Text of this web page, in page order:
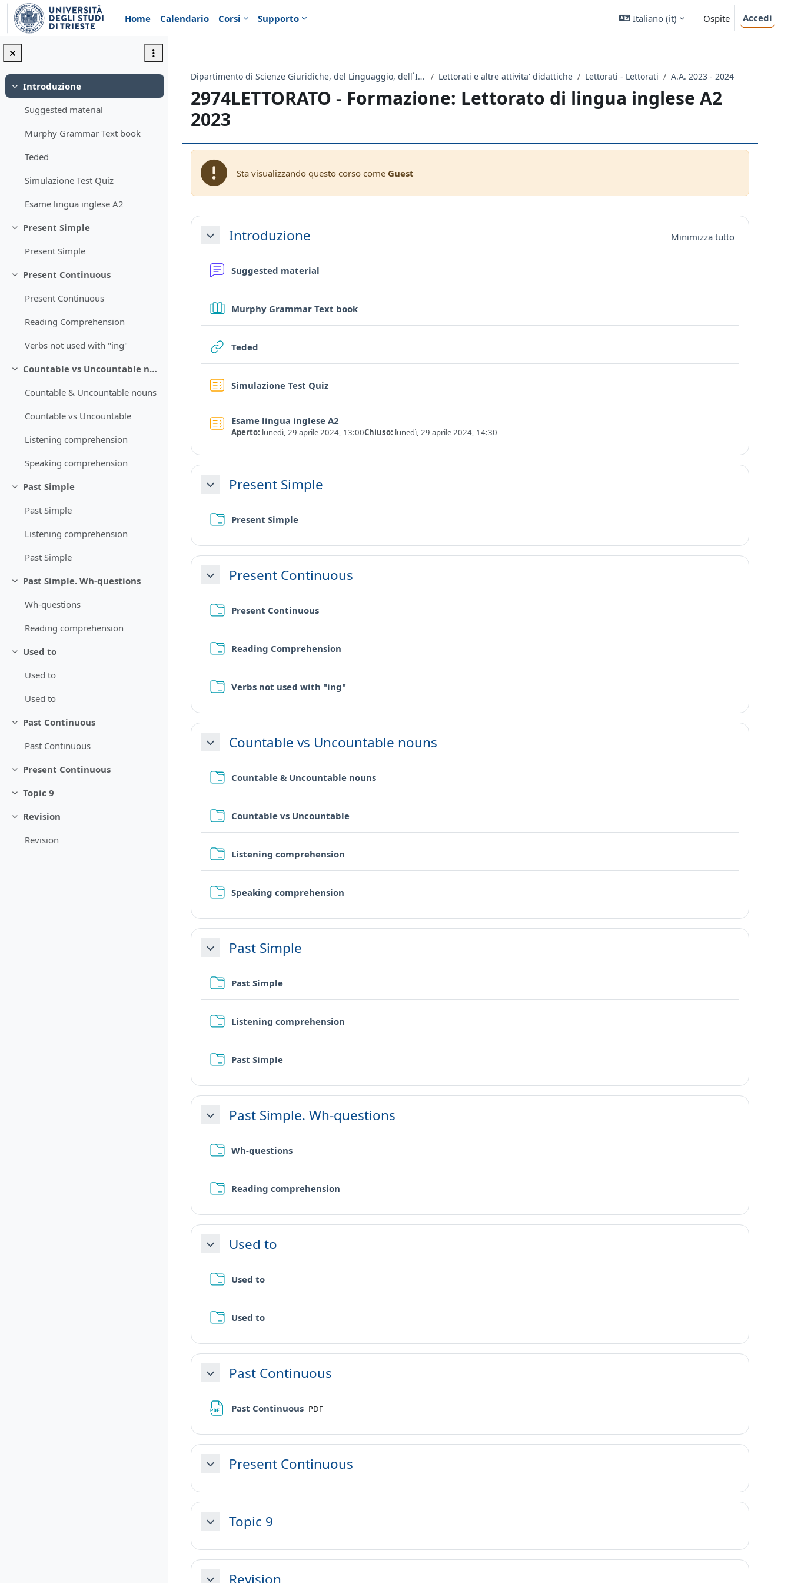
Vai al contenuto principale
Home
Calendario Corsi Supporto Italiano ‎(it)‎ Ospite Accedi
Minimizza
Introduzione
Suggested material
Murphy Grammar Text book
Teded
Simulazione Test Quiz
Esame lingua inglese A2
Minimizza
Present Simple
Present Simple
Minimizza
Present Continuous
Present Continuous
Reading Comprehension
Verbs not used with "ing"
Minimizza
Countable vs Uncountable nouns
Countable & Uncountable nouns
Countable vs Uncountable
Listening comprehension
Speaking comprehension
Minimizza
Past Simple
Past Simple
Listening comprehension
Past Simple
Minimizza
Past Simple. Wh-questions
Wh-questions
Reading comprehension
Minimizza
Used to
Used to
Used to
Minimizza
Past Continuous
Past Continuous
Minimizza
Present Continuous
Minimizza
Topic 9
Minimizza
Revision
Revision
Dipartimento di Scienze Giuridiche, del Linguaggio, dell`Interpretazione e della Traduzione Lettorati e altre attivita' didattiche Lettorati - Lettorati A.A. 2023 - 2024
2974LETTORATO - Formazione: Lettorato di lingua inglese A2
2023
Sta visualizzando questo corso come Guest
Schema della sezione
MinimizzaIntroduzione Minimizza tutto
Suggested material
Murphy Grammar Text bookLibro
Teded
Simulazione Test Quiz
Esame lingua inglese A2
Aperto: lunedì, 29 aprile 2024, 13:00Chiuso: lunedì, 29 aprile 2024, 14:30
MinimizzaPresent Simple
Present SimpleCartella
MinimizzaPresent Continuous
Present ContinuousCartella
Reading Comprehension
Verbs not used with "ing"
MinimizzaCountable vs Uncountable nouns
Countable & Uncountable nounsCartella
Countable vs UncountableCartella
Listening comprehension
Speaking comprehension
MinimizzaPast Simple
Past SimpleCartella
Listening comprehension
Past SimpleCartella
MinimizzaPast Simple. Wh-questions
Wh-questionsCartella
Reading comprehension
MinimizzaUsed to
Used toCartella
Used toCartella
MinimizzaPast Continuous
Past Continuous File
PDF
MinimizzaPresent Continuous
MinimizzaTopic 9
Revision